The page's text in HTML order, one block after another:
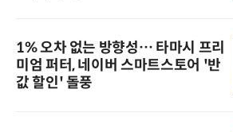
1% 오차 없는 방향성… 타마시 프리
미엄 퍼터, 네이버 스마트스토어 '반
값 할인' 돌풍